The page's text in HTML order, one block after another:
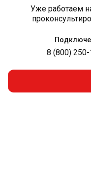
Уже работаем
8 (800)